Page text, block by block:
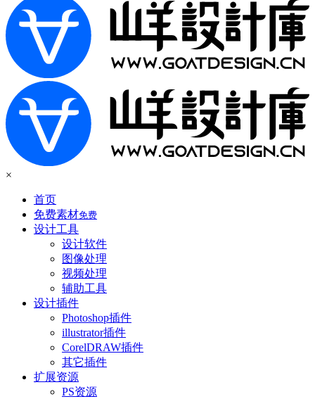
×
首页
免费素材免费
设计工具
设计软件
图像处理
视频处理
辅助工具
设计插件
Photoshop插件
illustrator插件
CorelDRAW插件
其它插件
扩展资源
PS资源